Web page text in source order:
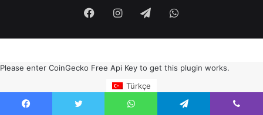
FacebookInstagram
TelegramWhatsApp
Please enter CoinGecko Free Api Key to get this plugin works.
Türkçe